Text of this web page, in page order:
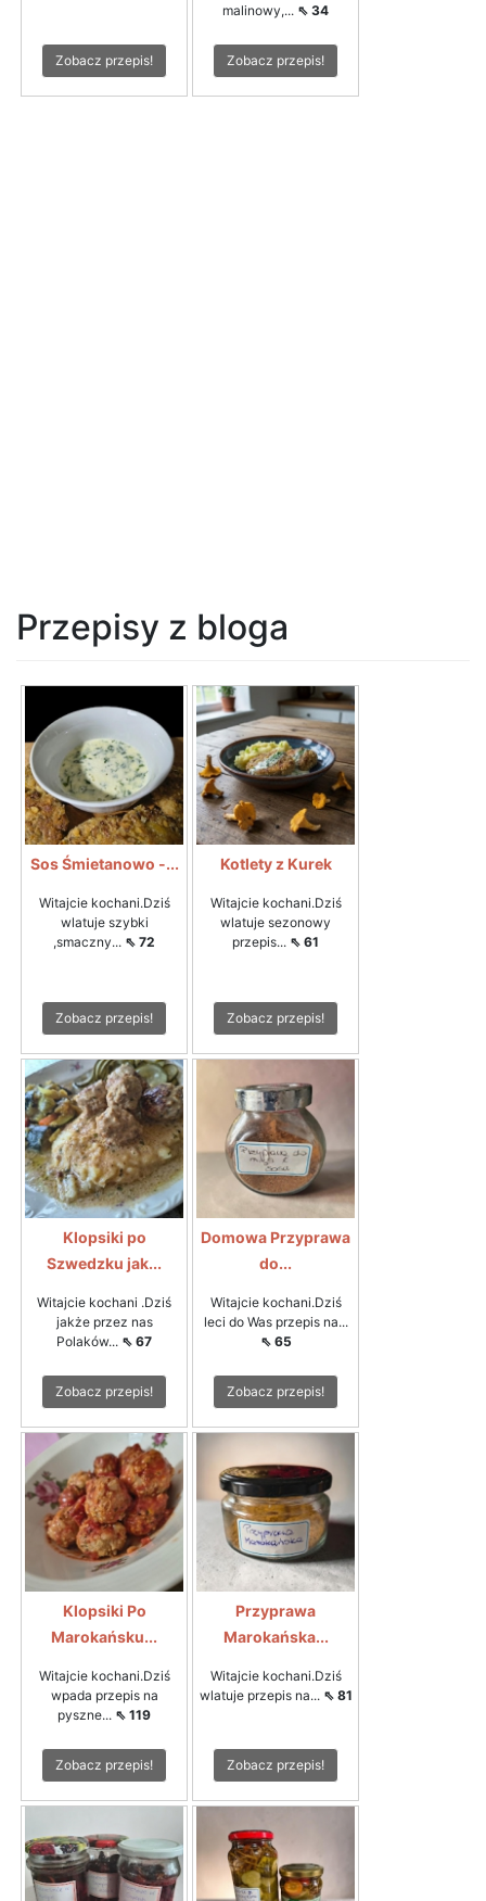
Zobacz przepis!
malinowy,... ⇖ 34
Zobacz przepis!
Przepisy z bloga
Sos Śmietanowo -...
Witajcie kochani.Dziś
wlatuje szybki
,smaczny... ⇖ 72
Zobacz przepis!
Kotlety z Kurek
Witajcie kochani.Dziś
wlatuje sezonowy
przepis... ⇖ 61
Zobacz przepis!
Klopsiki po
Szwedzku jak...
Witajcie kochani .Dziś
jakże przez nas
Polaków... ⇖ 67
Zobacz przepis!
Domowa Przyprawa
do...
Witajcie kochani.Dziś
leci do Was przepis na...
⇖ 65
Zobacz przepis!
Klopsiki Po
Marokańsku...
Witajcie kochani.Dziś
wpada przepis na
pyszne... ⇖ 119
Zobacz przepis!
Przyprawa
Marokańska...
Witajcie kochani.Dziś
wlatuje przepis na... ⇖ 81
Zobacz przepis!